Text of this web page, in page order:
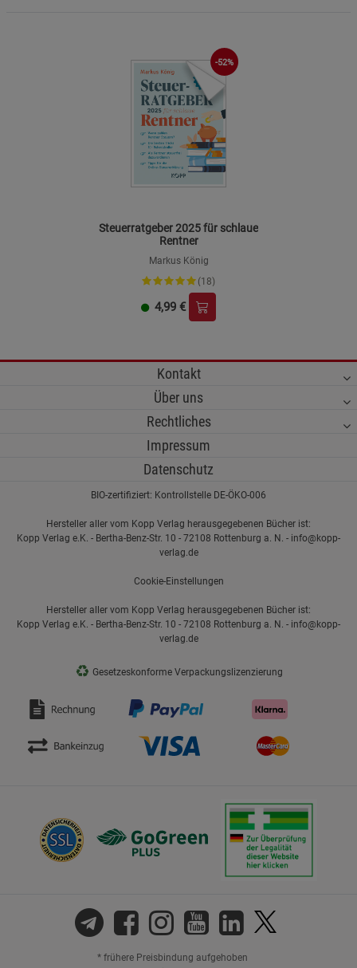
-52%
Steuerratgeber 2025 für schlaue
Rentner
Markus König
(18)
4,99 €
Kontakt
Über uns
Rechtliches
Impressum
Datenschutz
BIO-zertifiziert: Kontrollstelle DE-ÖKO-006
Hersteller aller vom Kopp Verlag herausgegebenen Bücher ist:
Kopp Verlag e.K. - Bertha-Benz-Str. 10 - 72108 Rottenburg a. N. - info@kopp-
verlag.de
Cookie-Einstellungen
Hersteller aller vom Kopp Verlag herausgegebenen Bücher ist:
Kopp Verlag e.K. - Bertha-Benz-Str. 10 - 72108 Rottenburg a. N. - info@kopp-
verlag.de
♻ Gesetzeskonforme Verpackungslizenzierung
* frühere Preisbindung aufgehoben